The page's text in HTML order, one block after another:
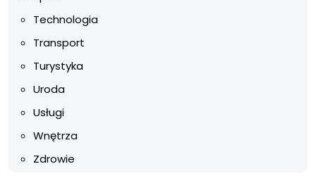
Technologia
Transport
Turystyka
Uroda
Usługi
Wnętrza
Zdrowie